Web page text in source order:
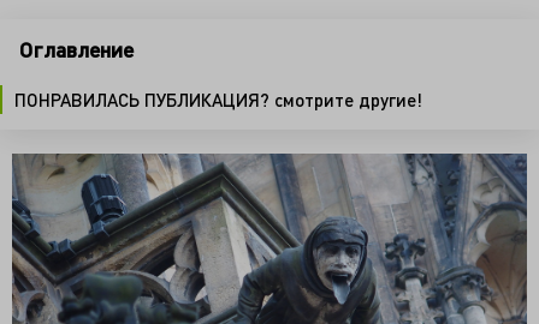
Оглавление
ПОНРАВИЛАСЬ ПУБЛИКАЦИЯ? смотрите другие!